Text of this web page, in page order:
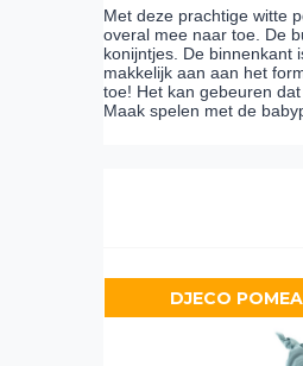
Met deze prachtige witte
overal mee naar toe. De
konijntjes. De binnenkant
makkelijk aan aan het
toe! Het kan gebeuren
Maak spelen met de
DJECO